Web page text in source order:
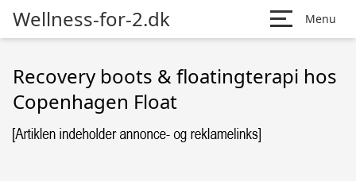
Wellness-for-2.dk Menu
Recovery boots & floatingterapi hos
Copenhagen Float